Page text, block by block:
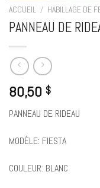
ACCUEIL / HABILLAGE DE
PANNEAU DE
80,50 $
PANNEAU DE RIDEAU
MODÈLE: FIESTA
COULEUR: BLANC